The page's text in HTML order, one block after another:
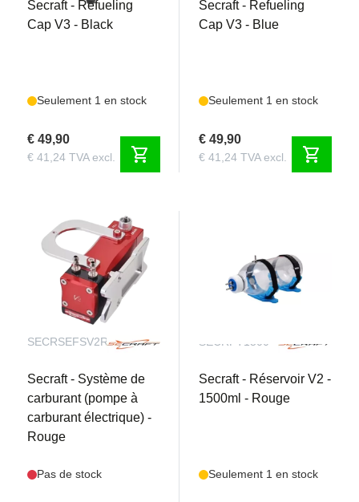
Secraft - Refueling
Cap V3 - Black
Seulement 1 en stock
€ 49,90
€ 41,24 TVA excl. shopping_cart
Secraft - Refueling
Cap V3 - Blue
Seulement 1 en stock
€ 49,90
€ 41,24 TVA excl. shopping_cart
SECRSEFSV2R
Secraft - Système de
carburant (pompe à
carburant électrique) -
Rouge
Pas de stock
SECRFT1500
Secraft - Réservoir V2 -
1500ml - Rouge
Seulement 1 en stock